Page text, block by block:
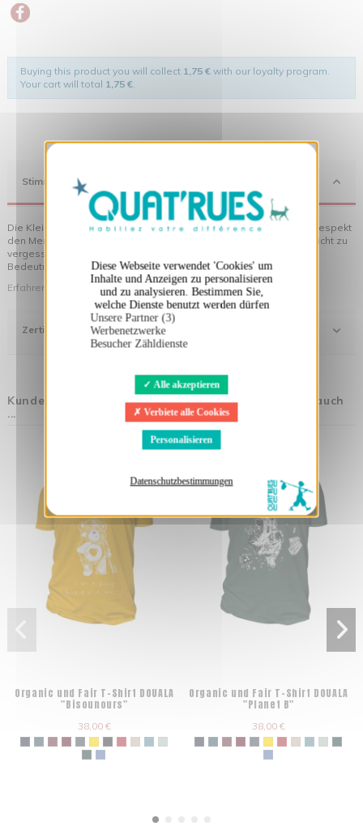
Diese Webseite verwendet 'Cookies' um
Inhalte und Anzeigen zu personalisieren
und zu analysieren. Bestimmen Sie,
welche Dienste benutzt werden dürfen
Unsere Partner (3)
Werbenetzwerke
Besucher Zähldienste
Alle akzeptieren
Verbiete alle Cookies
Personalisieren
Datenschutzbestimmungen
Buying this product you will collect 1,75 € with our loyalty program.
Your cart will total 1,75 €
Stimmung
Die Kleidung von Quat'rues besteht aus Bio-Baumwolle, die mit Respekt
den Menschen und ihrer Umwelt gegenüber hergestellt wurde... nicht zu
vergessen die originellen Motive, die Ihrer Kleidung noch mehr
Bedeutung verleihen!
Erfahren Sie mehr über unsere Philosophie
Zertifizierung
Kunden, die diesen Artikel gekauft haben, kauften auch
...
Organic und Fair T-Shirt DOUALA
"Bisounours"
38,00 €
Organic und Fair T-Shirt DOUALA
"Planet B"
38,00 €